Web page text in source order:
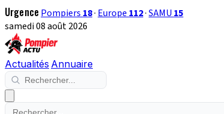
Urgence Pompiers 18· Europe 112·SAMU 15
samedi 08 août 2026
Actualités Annuaire